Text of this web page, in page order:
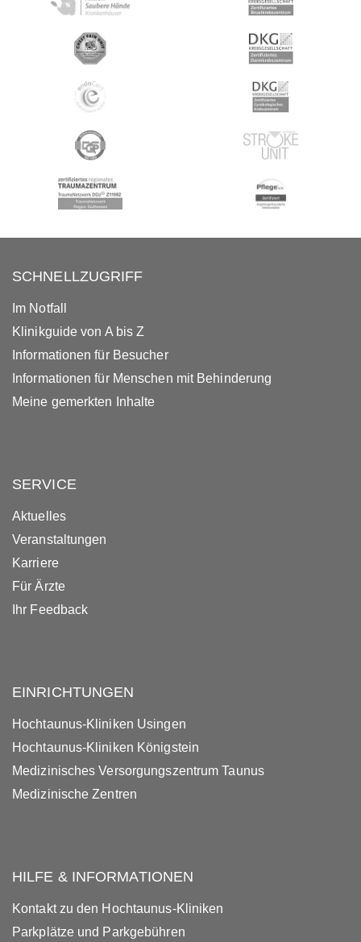
SCHNELLZUGRIFF
Im Notfall
Klinikguide von A bis Z
Informationen für Besucher
Informationen für Menschen mit Behinderung
Meine gemerkten Inhalte
SERVICE
Aktuelles
Veranstaltungen
Karriere
Für Ärzte
Ihr Feedback
EINRICHTUNGEN
Hochtaunus-Kliniken Usingen
Hochtaunus-Kliniken Königstein
Medizinisches Versorgungszentrum Taunus
Medizinische Zentren
HILFE & INFORMATIONEN
Kontakt zu den Hochtaunus-Kliniken
Parkplätze und Parkgebühren